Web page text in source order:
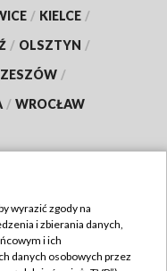
/ KIELCE /
/ OLSZTYN /
/
/ WROCŁAW
wyrazić zgody na
i zbierania danych,
i ich
danych osobowych przez